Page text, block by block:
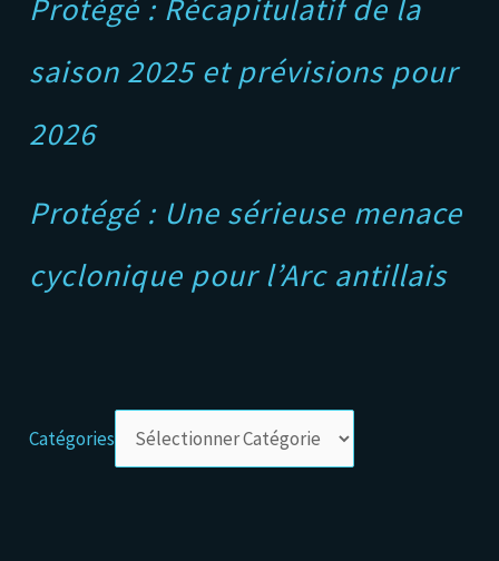
Protégé : Récapitulatif de la
saison 2025 et prévisions pour
2026
Protégé : Une sérieuse menace
cyclonique pour l’Arc antillais
Catégories